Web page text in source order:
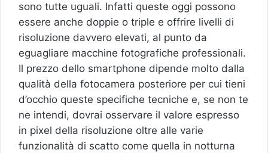
sono tutte uguali. Infatti queste oggi possono
essere anche doppie o triple e offrire livelli di
risoluzione davvero elevati, al punto da
eguagliare macchine fotografiche professionali.
Il prezzo dello smartphone dipende molto dalla
qualità della fotocamera posteriore per cui tieni
d’occhio queste specifiche tecniche e, se non te
ne intendi, dovrai osservare il valore espresso
in pixel della risoluzione oltre alle varie
funzionalità di scatto come quella in notturna